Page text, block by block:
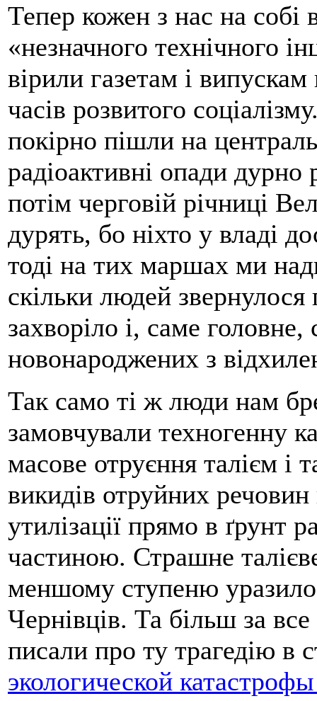
Тепер кожен з нас на собі
«незначного технічного
вірили газетам і
часів розвитого
покірно пішли на
радіоактивні опади
потім черговій річниці
дурять, бо ніхто у владі
тоді на тих маршах ми
скільки людей
захворіло і, саме головне,
новонароджених з
Так само ті ж люди нам
замовчували техногенну
масове отруєння талієм і
викидів отруйних
утилізації прямо в ґрунт
частиною. Страшне
меншому ступеню уразило
Чернівців. Та більш за
писали про ту трагедію в
экологической